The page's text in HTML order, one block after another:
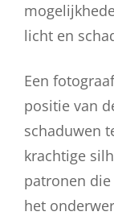
licht en
Een
positie van
schaduwen
krachtige
patronen
het